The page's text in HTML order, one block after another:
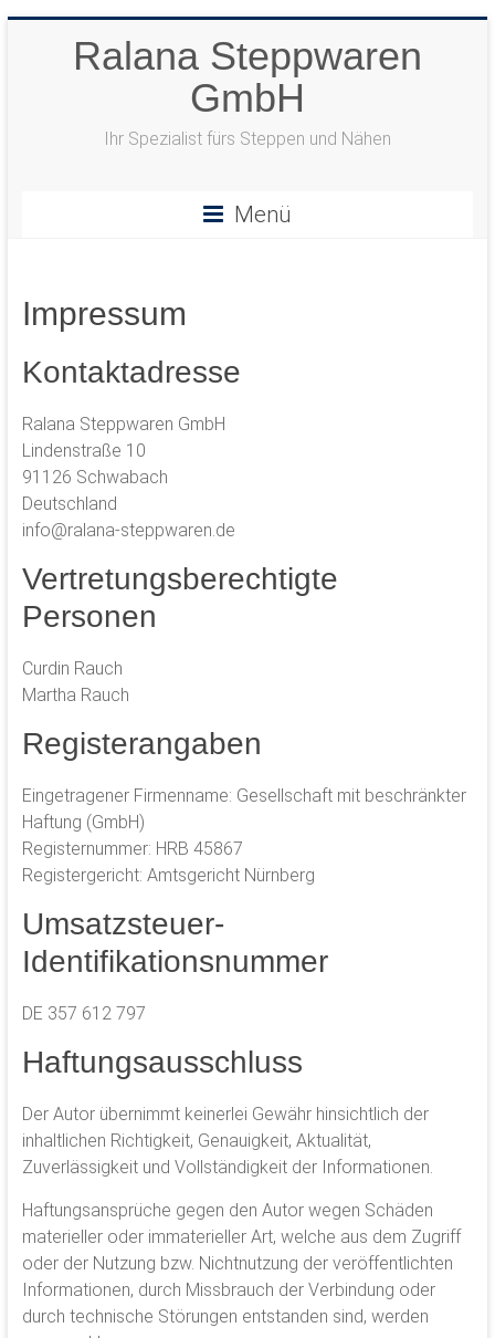
Ralana Steppwaren
GmbH
Ihr Spezialist fürs Steppen und Nähen
Menü
Impressum
Kontaktadresse
Ralana Steppwaren GmbH
Lindenstraße 10
91126 Schwabach
Deutschland
info@ralana-steppwaren.de
Vertretungsberechtigte
Personen
Curdin Rauch
Martha Rauch
Registerangaben
Eingetragener Firmenname: Gesellschaft mit beschränkter
Haftung (GmbH)
Registernummer: HRB 45867
Registergericht: Amtsgericht Nürnberg
Umsatzsteuer-
Identifikationsnummer
DE 357 612 797
Haftungsausschluss
Der Autor übernimmt keinerlei Gewähr hinsichtlich der
inhaltlichen Richtigkeit, Genauigkeit, Aktualität,
Zuverlässigkeit und Vollständigkeit der Informationen.
Haftungsansprüche gegen den Autor wegen Schäden
materieller oder immaterieller Art, welche aus dem Zugriff
oder der Nutzung bzw. Nichtnutzung der veröffentlichten
Informationen, durch Missbrauch der Verbindung oder
durch technische Störungen entstanden sind, werden